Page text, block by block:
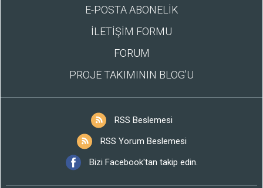
E-POSTA ABONELİK
İLETİŞİM FORMU
FORUM
PROJE TAKIMININ BLOG’U
RSS Beslemesi
RSS Yorum Beslemesi
Bizi Facebook'tan takip edin.